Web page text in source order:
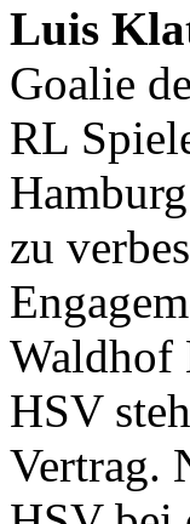
Luis
Goalie
RL
zu
Waldhof
HSV
Vertrag.